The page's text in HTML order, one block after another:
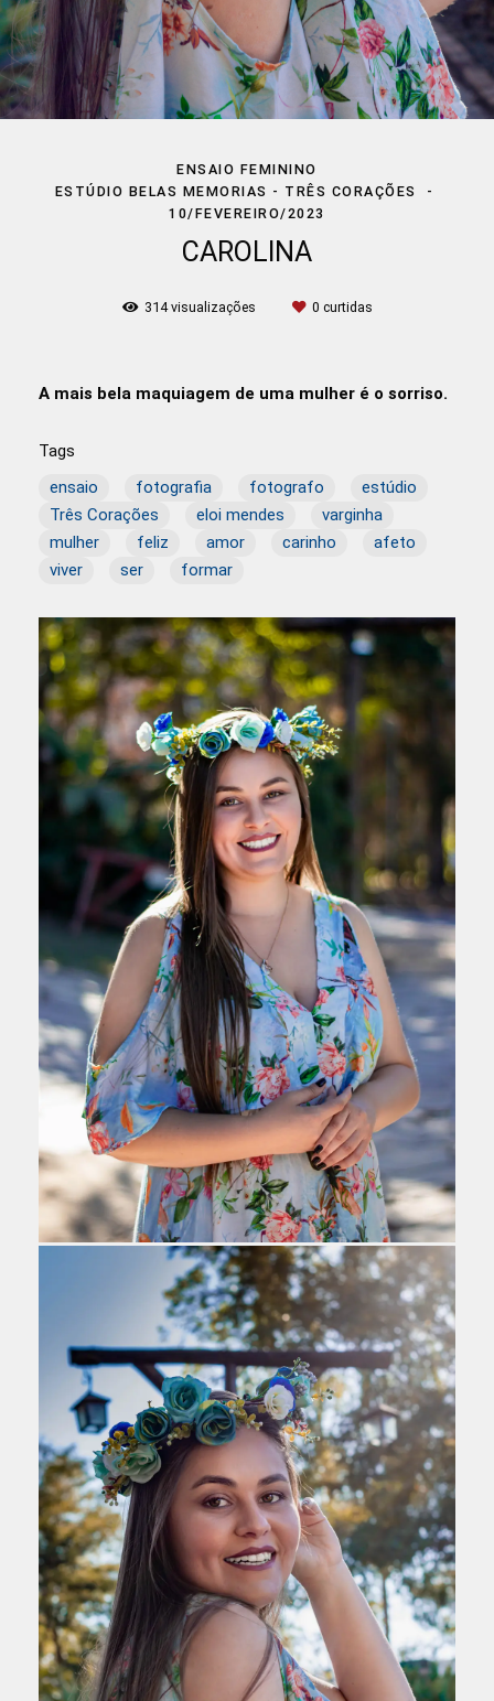
ENSAIO FEMININO
ESTÚDIO BELAS MEMORIAS - TRÊS CORAÇÕES
10/FEVEREIRO/2023
CAROLINA
314visualizações 0 curtidas
A mais bela maquiagem de uma mulher é o sorriso.
Tags
ensaio
fotografia fotografo
estúdio
Três Corações
eloi mendes
varginha
mulher
feliz amor carinho
afeto
viver
ser formar